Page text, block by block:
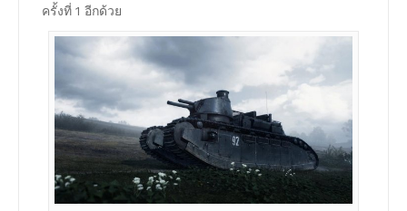
ครั้งที่ 1 อีกด้วย